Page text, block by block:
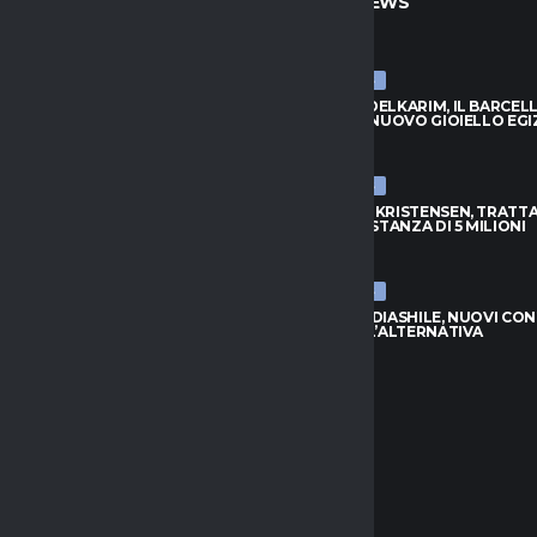
ULTIME NEWS
HAMZA ABDELKARIM, IL
SCOPRE IL NUOVO GIOIELLO
ULTIME NEWS
ATALANTA-KRISTENSEN,
APERTA: DISTANZA DI 5 MILIONI
ULTIME NEWS
NAPOLI-BADIASHILE, NUOVI
AGUERD È L’ALTERNATIVA